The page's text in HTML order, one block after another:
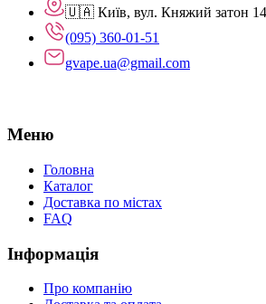
🇺🇦 Київ, вул. Княжий затон
(095) 360-01-51
gvape.ua@gmail.com
Меню
Головна
Каталог
Доставка по містах
FAQ
Інформація
Про компанію